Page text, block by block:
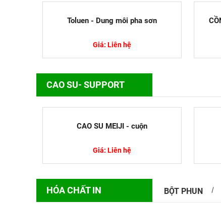
Toluen - Dung môi pha sơn
Giá: Liên hệ
CAO SU- SUPPORT
CAO SU MEIJI - cuộn
Giá: Liên hệ
HÓA CHẤT IN BỘT PHUN
trọng,
và pha